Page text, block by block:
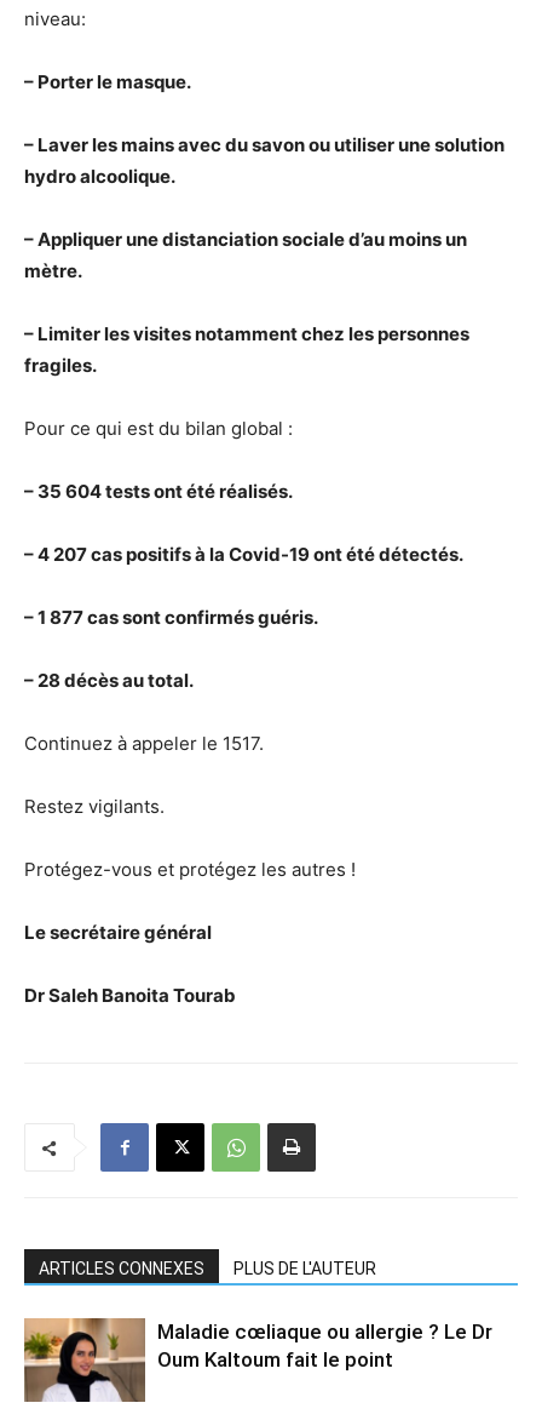
niveau:
– Porter le masque.
– Laver les mains avec du savon ou utiliser une solution
hydro alcoolique.
– Appliquer une distanciation sociale d’au moins un
mètre.
– Limiter les visites notamment chez les personnes
fragiles.
Pour ce qui est du bilan global :
– 35 604 tests ont été réalisés.
– 4 207 cas positifs à la Covid-19 ont été détectés.
– 1 877 cas sont confirmés guéris.
– 28 décès au total.
Continuez à appeler le 1517.
Restez vigilants.
Protégez-vous et protégez les autres !
Le secrétaire général
Dr Saleh Banoita Tourab
ARTICLES CONNEXES PLUS DE L'AUTEUR
Maladie cœliaque ou allergie ? Le Dr
Oum Kaltoum fait le point